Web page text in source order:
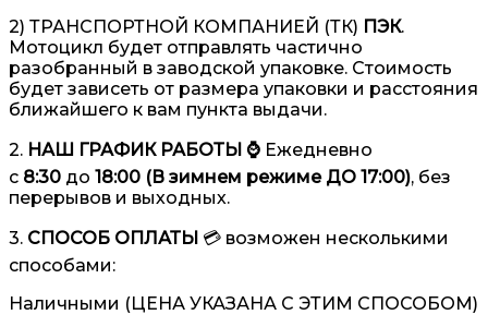
2) ТРАНСПОРТНОЙ КОМПАНИЕЙ (ТК) ПЭК.
Мотоцикл будет отправлять частично
разобранный в заводской упаковке. Стоимость
будет зависеть от размера упаковки и расстояния
ближайшего к вам пункта выдачи.
2. НАШ ГРАФИК РАБОТЫ ⌚️ Ежедневно
с 8:30 до 18:00 (В зимнем режиме ДО 17:00), без
перерывов и выходных.
3. СПОСОБ ОПЛАТЫ 💳 возможен несколькими
способами:
Наличными (ЦЕНА УКАЗАНА С ЭТИМ СПОСОБОМ)